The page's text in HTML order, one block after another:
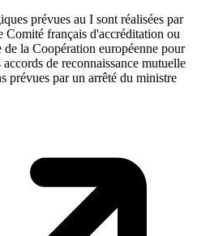
prévues au I sont réalisées par
Comité français d'accréditation ou
la Coopération européenne pour
de reconnaissance mutuelle
prévues par un arrêté du ministre